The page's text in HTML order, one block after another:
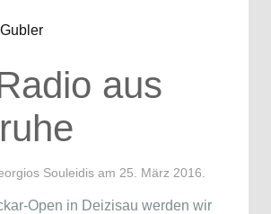
aus
Souleidis am 25. März 2016
Open in Deizisau werden wir